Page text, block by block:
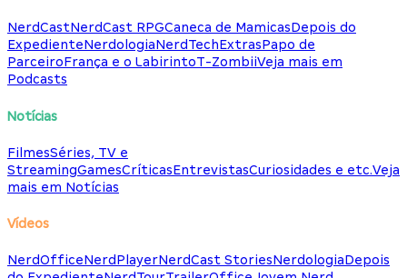
NerdCastNerdCast RPGCaneca de MamicasDepois do
ExpedienteNerdologiaNerdTechExtrasPapo de
ParceiroFrança e o LabirintoT-ZombiiVeja mais em
Podcasts
Notícias
FilmesSéries, TV e
StreamingGamesCríticasEntrevistasCuriosidades e etc.Veja
mais em Notícias
Vídeos
NerdOfficeNerdPlayerNerdCast StoriesNerdologiaDepois